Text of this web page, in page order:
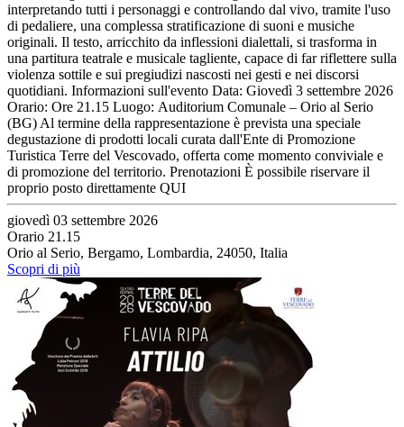
interpretando tutti i personaggi e controllando dal vivo, tramite l'uso
di pedaliere, una complessa stratificazione di suoni e musiche
originali. Il testo, arricchito da inflessioni dialettali, si trasforma in
una partitura teatrale e musicale tagliente, capace di far riflettere sulla
violenza sottile e sui pregiudizi nascosti nei gesti e nei discorsi
quotidiani. Informazioni sull'evento Data: Giovedì 3 settembre 2026
Orario: Ore 21.15 Luogo: Auditorium Comunale – Orio al Serio
(BG) Al termine della rappresentazione è prevista una speciale
degustazione di prodotti locali curata dall'Ente di Promozione
Turistica Terre del Vescovado, offerta come momento conviviale e
di promozione del territorio. Prenotazioni È possibile riservare il
proprio posto direttamente QUI
giovedì 03 settembre 2026
Orario 21.15
Orio al Serio, Bergamo, Lombardia, 24050, Italia
Scopri di più